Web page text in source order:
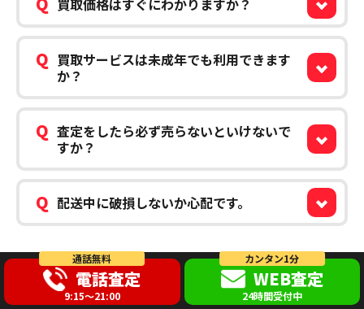
通話無料
電話査定
9:15～21:00
カンタン1分
WEB査定
24時間受付中
買取価格はすぐにわかりますか？
Q 買取サービスは未成年でも利用できます
か？
Q 査定をしたら必ず売らないといけないで
すか？
Q 配送中に破損しないか心配です。
選べる3つの買取方法